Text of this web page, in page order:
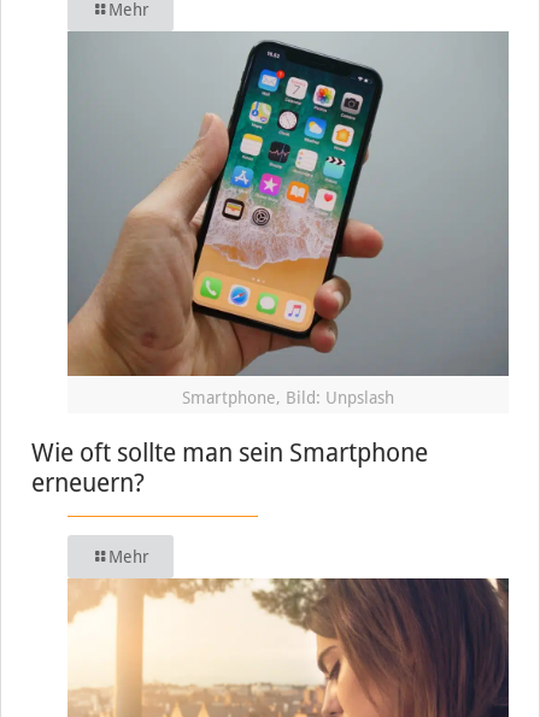
Mehr
Smartphone, Bild: Unpslash
Wie oft sollte man sein Smartphone
erneuern?
Mehr